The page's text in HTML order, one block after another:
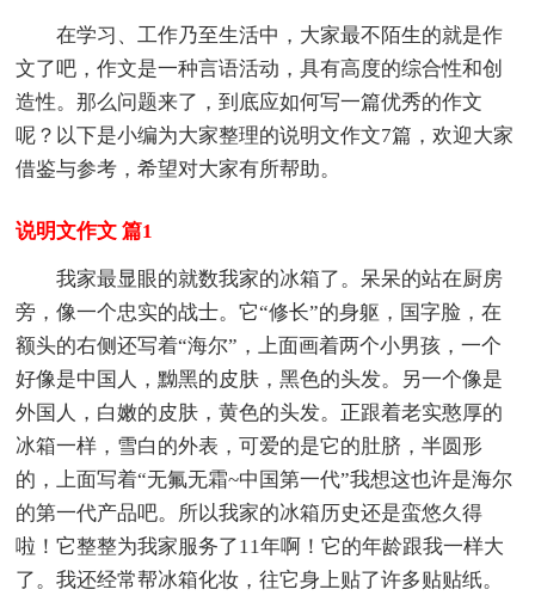
在学习、工作乃至生活中，大家最不陌生的就是作
文了吧，作文是一种言语活动，具有高度的综合性和创
造性。那么问题来了，到底应如何写一篇优秀的作文
呢？以下是小编为大家整理的说明文作文7篇，欢迎大家
借鉴与参考，希望对大家有所帮助。
说明文作文 篇1
我家最显眼的就数我家的冰箱了。呆呆的站在厨房
旁，像一个忠实的战士。它“修长”的身躯，国字脸，在
额头的右侧还写着“海尔”，上面画着两个小男孩，一个
好像是中国人，黝黑的皮肤，黑色的头发。另一个像是
外国人，白嫩的皮肤，黄色的头发。正跟着老实憨厚的
冰箱一样，雪白的外表，可爱的是它的肚脐，半圆形
的，上面写着“无氟无霜~中国第一代”我想这也许是海尔
的第一代产品吧。所以我家的冰箱历史还是蛮悠久得
啦！它整整为我家服务了11年啊！它的年龄跟我一样大
了。我还经常帮冰箱化妆，往它身上贴了许多贴贴纸。